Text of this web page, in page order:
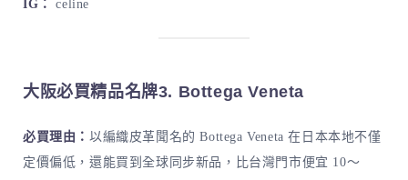
IG： celine
大阪必買精品名牌3. Bottega Veneta
必買理由： 以編織皮革聞名的 Bottega Veneta 在日本本地不僅
定價偏低，還能買到全球同步新品，比台灣門市便宜 10～